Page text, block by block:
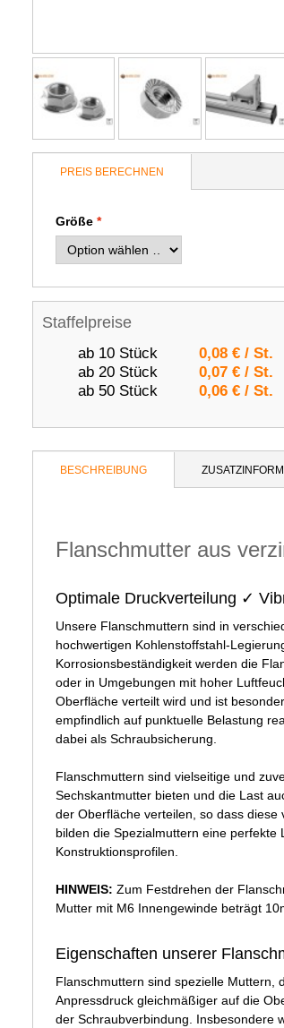
PREIS BERECHNEN
Größe
Staffelpreise
ab 10 Stück 0,08 € / St.
ab 20 Stück 0,07 € / St.
ab 50 Stück 0,06 € / St.
BESCHREIBUNG
Flanschmutter aus
Optimale Druckverteilung ✓
Unsere Flanschmuttern sind in
hochwertigen Kohlenstoffstahl-
Korrosionsbeständigkeit werden die
oder in Umgebungen mit hoher
Oberfläche verteilt wird und ist
empfindlich auf punktuelle Belastung
dabei als Schraubsicherung.
Flanschmuttern sind vielseitige und
Sechskantmutter bieten und die Last
der Oberfläche verteilen, so dass
bilden die Spezialmuttern eine
Konstruktionsprofilen.
HINWEIS: Zum Festdrehen der
Mutter mit M6 Innengewinde beträgt
Eigenschaften unserer
Flanschmuttern sind spezielle Muttern,
Anpressdruck gleichmäßiger auf die
der Schraubverbindung. Insbesondere